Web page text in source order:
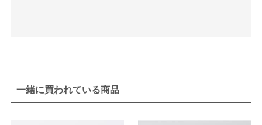
一緒に買われている商品